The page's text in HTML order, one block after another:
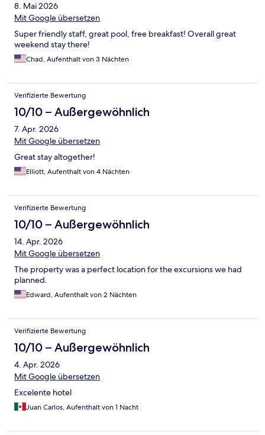
8. Mai 2026
Mit Google übersetzen
Super friendly staff, great pool, free breakfast! Overall great
weekend stay there!
Chad, Aufenthalt von 3 Nächten
Verifizierte Bewertung
10/10 – Außergewöhnlich
7. Apr. 2026
Mit Google übersetzen
Great stay altogether!
Elliott, Aufenthalt von 4 Nächten
Verifizierte Bewertung
10/10 – Außergewöhnlich
14. Apr. 2026
Mit Google übersetzen
The property was a perfect location for the excursions we had
planned.
Edward, Aufenthalt von 2 Nächten
Verifizierte Bewertung
10/10 – Außergewöhnlich
4. Apr. 2026
Mit Google übersetzen
Excelente hotel
Juan Carlos, Aufenthalt von 1 Nacht